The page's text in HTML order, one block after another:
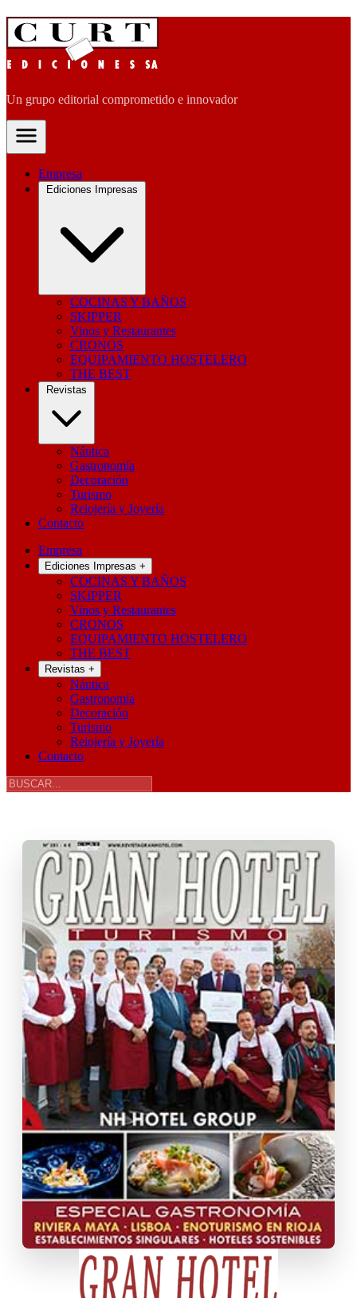
Un grupo editorial comprometido e innovador
Empresa
Ediciones Impresas
COCINAS Y BAÑOS
SKIPPER
Vinos y Restaurantes
CRONOS
EQUIPAMIENTO HOSTELERO
THE BEST
Revistas
Náutica
Gastronomía
Decoración
Turismo
Relojería y Joyería
Contacto
Empresa
Ediciones Impresas +
COCINAS Y BAÑOS
SKIPPER
Vinos y Restaurantes
CRONOS
EQUIPAMIENTO HOSTELERO
THE BEST
Revistas +
Náutica
Gastronomía
Decoración
Turismo
Relojería y Joyería
Contacto